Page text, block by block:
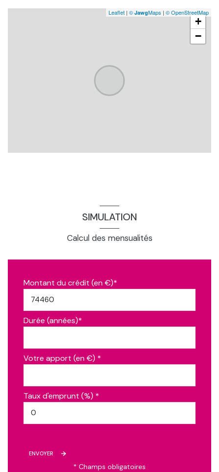
+
−
Leaflet | © JawgMaps | © OpenStreetMap
SIMULATION
Calcul des mensualités
Montant du crédit (en €)*
Durée (années)*
Votre apport (en €) *
Taux d'emprunt (%) *
ENVOYER
* Champs obligatoires